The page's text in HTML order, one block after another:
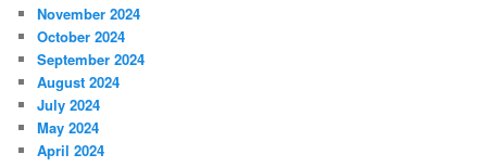
November 2024
October 2024
September 2024
August 2024
July 2024
May 2024
April 2024